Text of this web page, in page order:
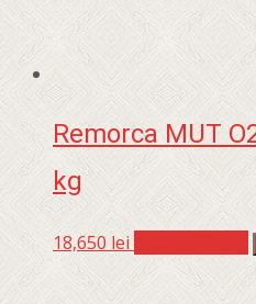
Remorca MUT
kg
18,650 lei